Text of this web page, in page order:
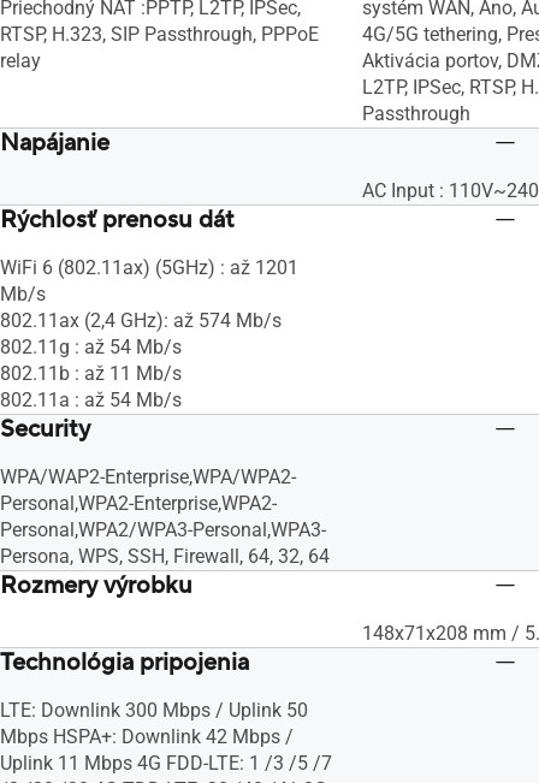
Priechodný NAT :PPTP, L2TP, IPSec,
RTSP, H.323, SIP Passthrough, PPPoE
relay
systém WAN, Áno,
4G/5G tethering,
Aktivácia portov,
L2TP, IPSec, RTSP,
Passthrough
Napájanie
AC Input :
Rýchlosť prenosu dát
WiFi 6 (802.11ax) (5GHz) : až 1201
Mb/s
802.11ax (2,4 GHz): až 574 Mb/s
802.11g : až 54 Mb/s
802.11b : až 11 Mb/s
802.11a : až 54 Mb/s
Security
WPA/WAP2-Enterprise,WPA/WPA2-
Personal,WPA2-Enterprise,WPA2-
Personal,WPA2/WPA3-Personal,WPA3-
Persona, WPS, SSH, Firewall, 64, 32, 64
Rozmery výrobku
148x71x208 mm /
Technológia pripojenia
LTE: Downlink 300 Mbps / Uplink 50
Mbps HSPA+: Downlink 42 Mbps /
Uplink 11 Mbps 4G FDD-LTE: 1 /3 /5 /7